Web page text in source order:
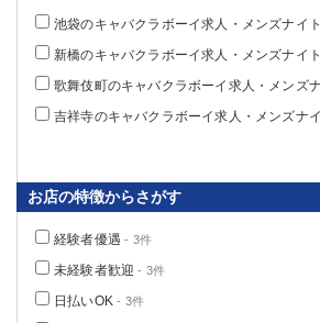
池袋のキャバクラボーイ求人・メンズナイ
新橋のキャバクラボーイ求人・メンズナイ
歌舞伎町のキャバクラボーイ求人・メンズ
吉祥寺のキャバクラボーイ求人・メンズナ
お店の特徴からさがす
経験者優遇 - 3件
未経験者歓迎 - 3件
日払いOK - 3件